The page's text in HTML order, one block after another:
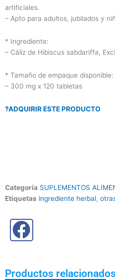
artificiales.
– Apto para adultos, jubilados y
* Ingrediente:
– Cáliz de Hibiscus sabdariffa,
* Tamaño de empaque disponible:
– 300 mg x 120 tabletas
?ADQUIRIR ESTE PRODUCTO
Categoría SUPLEMENTOS
Etiquetas ingrediente herbal,
Productos relacionados